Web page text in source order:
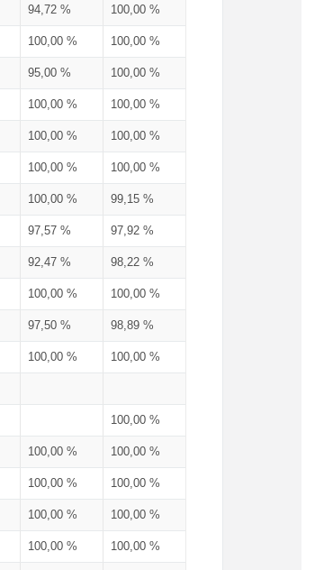
94,72 % 100,00 %
100,00 % 100,00 %
95,00 % 100,00 %
100,00 % 100,00 %
100,00 % 100,00 %
100,00 % 100,00 %
100,00 % 99,15 %
97,57 % 97,92 %
92,47 % 98,22 %
100,00 % 100,00 %
97,50 % 98,89 %
100,00 % 100,00 %
100,00 %
100,00 % 100,00 %
100,00 % 100,00 %
100,00 % 100,00 %
100,00 % 100,00 %